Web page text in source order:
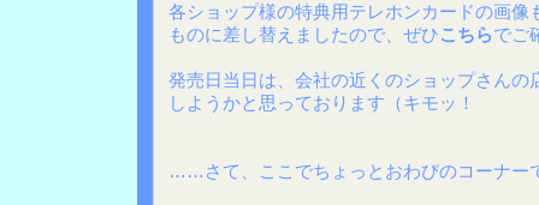
各ショップ様の特典用テレホンカードの画像
ものに差し替えましたので、ぜひこちらでご
発売日当日は、会社の近くのショップさんの
しようかと思っております（キモッ！
……さて、ここでちょっとおわびのコーナー